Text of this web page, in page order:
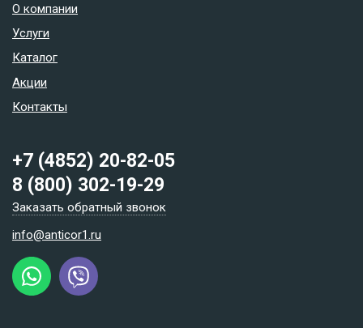
О компании
Услуги
Каталог
Акции
Контакты
+7 (4852) 20-82-05
8 (800) 302-19-29
Заказать обратный звонок
info@anticor1.ru